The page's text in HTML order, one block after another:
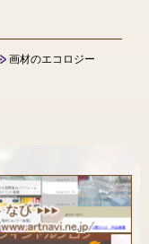
画材のエコロジー